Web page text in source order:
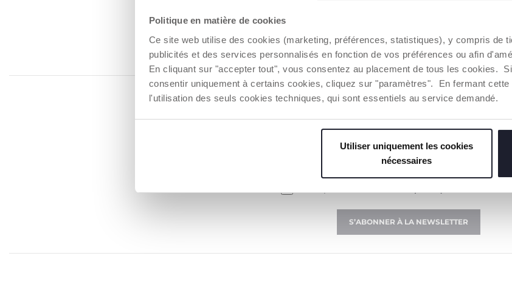
Politique en matière de cookies
Ce site web utilise des cookies (marketing, préférences, statistiques), y compris de
publicités et des services personnalisés en fonction de vos préférences ou afin
En cliquant sur "accepter tout", vous consentez au placement de tous les cookies.
consentir uniquement à certains cookies, cliquez sur "paramètres". En fermant
l'utilisation des seuls cookies techniques, qui sont essentiels au service demandé.
Utiliser uniquement les cookies
nécessaires
Quel que soit votre choix entre le
d’effectuer avec précaution les opérations d’installation du siège auto
tranquillité et en toute sécurité.
INSCRIVEZ-VOUS À NOTRE
Immédiatement pour vous un bon de 10€ à
S’ABONNER À LA NEWSLETTER